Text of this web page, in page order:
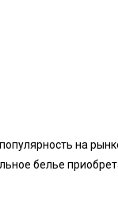
на
белье